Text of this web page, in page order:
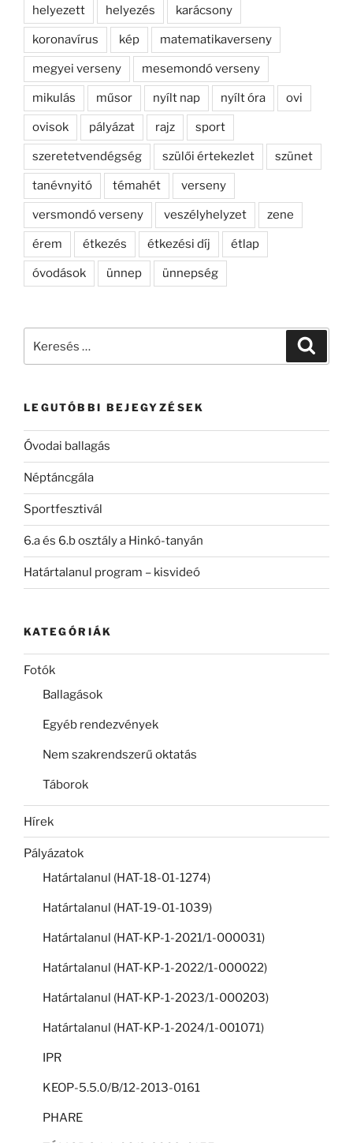
helyezett helyezés karácsony
koronavírus kép matematikaverseny
megyei verseny mesemondó verseny
mikulás műsor nyílt nap nyílt óra ovi
ovisok pályázat rajz sport
szeretetvendégség szülői értekezlet szünet
tanévnyitó témahét verseny
versmondó verseny veszélyhelyzet zene
érem étkezés étkezési díj étlap
óvodások ünnep ünnepség
LEGUTÓBBI BEJEGYZÉSEK
Óvodai ballagás
Néptáncgála
Sportfesztivál
6.a és 6.b osztály a Hinkó-tanyán
Határtalanul program – kisvideó
KATEGÓRIÁK
Fotók
Ballagások
Egyéb rendezvények
Nem szakrendszerű oktatás
Táborok
Hírek
Pályázatok
Határtalanul (HAT-18-01-1274)
Határtalanul (HAT-19-01-1039)
Határtalanul (HAT-KP-1-2021/1-000031)
Határtalanul (HAT-KP-1-2022/1-000022)
Határtalanul (HAT-KP-1-2023/1-000203)
Határtalanul (HAT-KP-1-2024/1-001071)
IPR
KEOP-5.5.0/B/12-2013-0161
PHARE